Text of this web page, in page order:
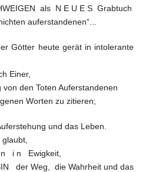
als N E U E S Grabtuch
auferstandenen“...
Götter heute gerät in intolerante
Einer,
von den Toten Auferstandenen
Worten zu zitieren;
und das Leben.
i n Ewigkeit,
der Weg, die Wahrheit und das